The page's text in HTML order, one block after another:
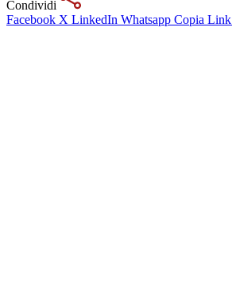
Condividi
Facebook X LinkedIn Whatsapp Copia Link